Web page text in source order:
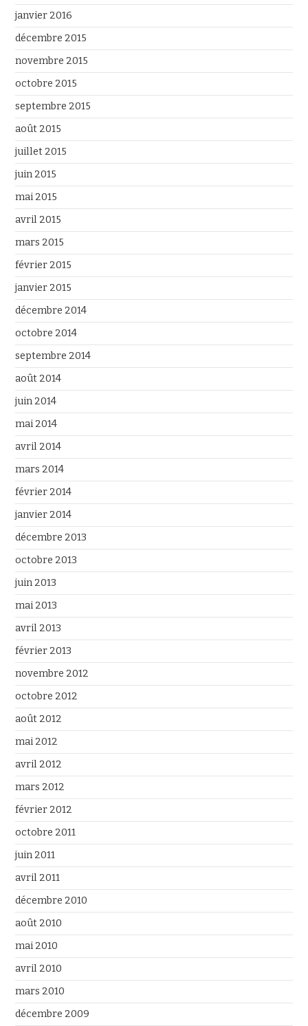
janvier 2016
décembre 2015
novembre 2015
octobre 2015
septembre 2015
août 2015
juillet 2015
juin 2015
mai 2015
avril 2015
mars 2015
février 2015
janvier 2015
décembre 2014
octobre 2014
septembre 2014
août 2014
juin 2014
mai 2014
avril 2014
mars 2014
février 2014
janvier 2014
décembre 2013
octobre 2013
juin 2013
mai 2013
avril 2013
février 2013
novembre 2012
octobre 2012
août 2012
mai 2012
avril 2012
mars 2012
février 2012
octobre 2011
juin 2011
avril 2011
décembre 2010
août 2010
mai 2010
avril 2010
mars 2010
décembre 2009